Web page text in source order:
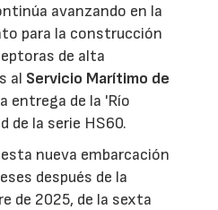
avanzando en la
para la construcción
de alta
al Servicio Marítimo de
entrega de la 'Río
de la serie HS60.
nueva embarcación
después de la
de 2025, de la sexta